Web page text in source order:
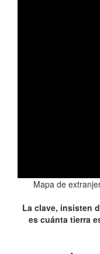
Mapa de
La clave, insisten
es cuánta tierra